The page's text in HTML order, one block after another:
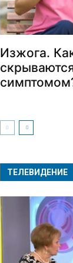
Изжога.
ТЕЛЕВИДЕНИЕ